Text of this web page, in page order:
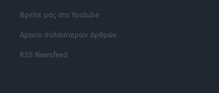
Βρείτε μας στο Youtube
Αρχείο παλαιότερων άρθρων
RSS Newsfeed